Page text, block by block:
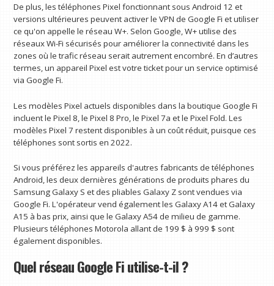
De plus, les téléphones Pixel fonctionnant sous Android 12 et
versions ultérieures peuvent activer le VPN de Google Fi et utiliser
ce qu'on appelle le réseau W+. Selon Google, W+ utilise des
réseaux Wi-Fi sécurisés pour améliorer la connectivité dans les
zones où le trafic réseau serait autrement encombré. En d’autres
termes, un appareil Pixel est votre ticket pour un service optimisé
via Google Fi.
Les modèles Pixel actuels disponibles dans la boutique Google Fi
incluent le Pixel 8, le Pixel 8 Pro, le Pixel 7a et le Pixel Fold. Les
modèles Pixel 7 restent disponibles à un coût réduit, puisque ces
téléphones sont sortis en 2022.
Si vous préférez les appareils d'autres fabricants de téléphones
Android, les deux dernières générations de produits phares du
Samsung Galaxy S et des pliables Galaxy Z sont vendues via
Google Fi. L'opérateur vend également les Galaxy A14 et Galaxy
A15 à bas prix, ainsi que le Galaxy A54 de milieu de gamme.
Plusieurs téléphones Motorola allant de 199 $ à 999 $ sont
également disponibles.
Quel réseau Google Fi utilise-t-il ?